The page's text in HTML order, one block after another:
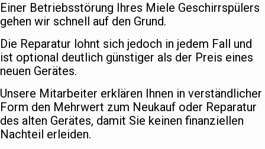
Einer Betriebsstörung Ihres Miele Geschirrspülers
gehen wir schnell auf den Grund.
Die Reparatur lohnt sich jedoch in jedem Fall und
ist optional deutlich günstiger als der Preis eines
neuen Gerätes.
Unsere Mitarbeiter erklären Ihnen in verständlicher
Form den Mehrwert zum Neukauf oder Reparatur
des alten Gerätes, damit Sie keinen finanziellen
Nachteil erleiden.